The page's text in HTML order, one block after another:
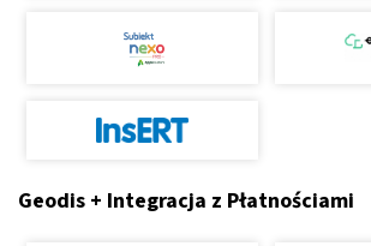
Geodis + Integracja z Płatnościami